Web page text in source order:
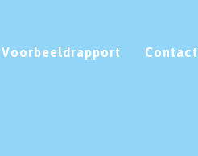
Voorbeeldrapport Contact